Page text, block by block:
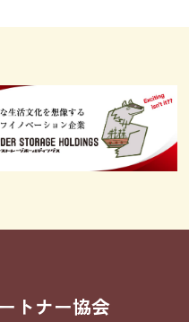
トナー協会